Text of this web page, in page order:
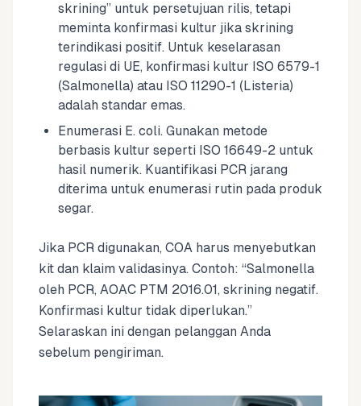
skrining” untuk persetujuan rilis, tetapi
meminta konfirmasi kultur jika skrining
terindikasi positif. Untuk keselarasan
regulasi di UE, konfirmasi kultur ISO 6579-1
(Salmonella) atau ISO 11290-1 (Listeria)
adalah standar emas.
Enumerasi E. coli. Gunakan metode
berbasis kultur seperti ISO 16649-2 untuk
hasil numerik. Kuantifikasi PCR jarang
diterima untuk enumerasi rutin pada produk
segar.
Jika PCR digunakan, COA harus menyebutkan
kit dan klaim validasinya. Contoh: “Salmonella
oleh PCR, AOAC PTM 2016.01, skrining negatif.
Konfirmasi kultur tidak diperlukan.”
Selaraskan ini dengan pelanggan Anda
sebelum pengiriman.